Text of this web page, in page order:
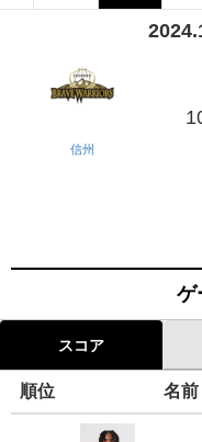
信州
ゲ
スコア
順位 名前